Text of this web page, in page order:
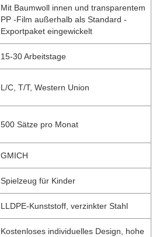
Mit Baumwoll innen und transparentem
PP -Film außerhalb als Standard -
Exportpaket eingewickelt
15-30 Arbeitstage
L/C, T/T, Western Union
500 Sätze pro Monat
GMICH
Spielzeug für Kinder
LLDPE-Kunststoff, verzinkter Stahl
Kostenloses individuelles Design, hohe